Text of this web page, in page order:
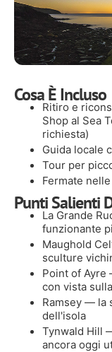
Cosa È Incluso
Ritiro e
Shop al Sea
richiesta)
Guida locale
Tour per
Fermate
Punti Salienti
La Grande
funzionante
Maughold
sculture
Point of
con vista
Ramsey — la
dell'isola
Tynwald Hill
ancora oggi